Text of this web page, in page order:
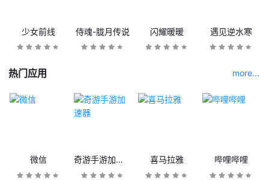
少女前线 侍魂-胧月传说 闪耀暖暖 遇见逆水寒
热门应用 more...
微信 奇游手游加速器 喜马拉雅 哔哩哔哩